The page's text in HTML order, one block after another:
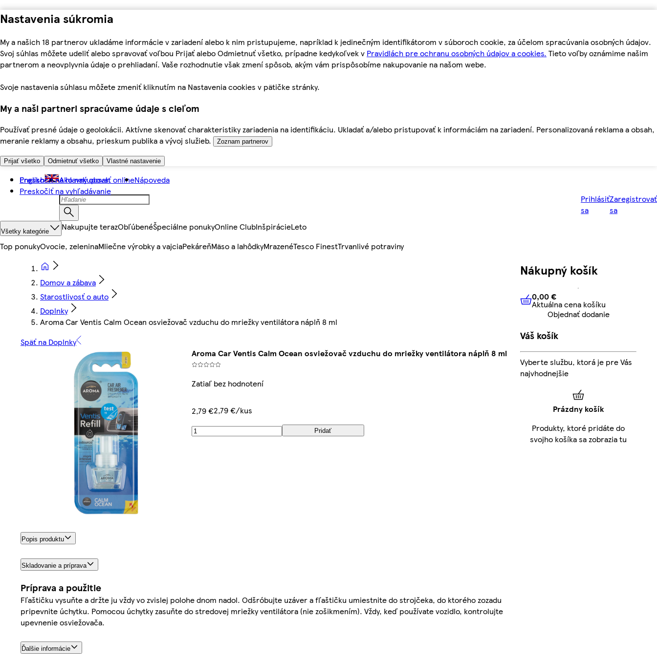
Nastavenia súkromia
My a našich 18 partnerov ukladáme informácie v zariadení alebo k nim pristupujeme, napríklad k jedinečným identifikátorom v súboroch cookie, za účelom spracúvania osobných údajov.
Svoj súhlas môžete udeliť alebo spravovať voľbou Prijať alebo Odmietnuť všetko, prípadne kedykoľvek v Pravidlách pre ochranu osobných údajov a cookies. Tieto voľby oznámime našim
partnerom a neovplyvnia údaje o prehliadaní. Vaše rozhodnutie však zmení spôsob, akým vám prispôsobíme nakupovanie na našom webe.
Svoje nastavenia súhlasu môžete zmeniť kliknutím na Nastavenia cookies v pätičke stránky.
My a naši partneri spracúvame údaje s cieľom
Používať presné údaje o geolokácii. Aktívne skenovať charakteristiky zariadenia na identifikáciu. Ukladať a/alebo pristupovať k informáciám na zariadení. Personalizovaná reklama a obsah,
meranie reklamy a obsahu, prieskum publika a vývoj služieb.
Zoznam partnerov
Prijať všetko Odmietnuť všetko Vlastné nastavenie
Preskočiť na hlavný obsah
Preskočiť na vyhľadávanie
English Ako nakupovať onlineNápoveda
Prihlásiť
sa
Zaregistrovať
sa
Všetky kategórie Nakupujte terazObľúbenéŠpeciálne ponukyOnline ClubInšpirácieLeto
Top ponukyOvocie, zeleninaMliečne výrobky a vajciaPekáreňMäso a lahôdkyMrazenéTesco FinestTrvanlivé potraviny
Domov a zábava
Starostlivosť o auto
Doplnky
Aroma Car Ventis Calm Ocean osviežovač vzduchu do mriežky ventilátora náplň 8 ml
Späť na Doplnky
Aroma Car Ventis Calm Ocean osviežovač vzduchu do mriežky ventilátora náplň 8 ml
Zatiaľ bez hodnotení
2,79 €2,79 €/kus
Pridať
Popis produktu
Skladovanie a príprava
Príprava a použitie
Fľaštičku vysuňte a držte ju vždy vo zvislej polohe dnom nadol. Odšróbujte uzáver a fľaštičku umiestnite do strojčeka, do ktorého zozadu
pripevnite úchytku. Pomocou úchytky zasuňte do stredovej mriežky ventilátora (nie zošikmením). Vždy, keď používate vozidlo, kontrolujte
upevnenie osviežovača.
Ďalšie informácie
Nákupný košík
0,00 € Aktuálna cena košíku
0,00 €
Aktuálna cena košíku
Objednať dodanie
Váš košík
Vyberte službu, ktorá je pre Vás
najvhodnejšie
Prázdny košík
Produkty, ktoré pridáte do
svojho košíka sa zobrazia tu